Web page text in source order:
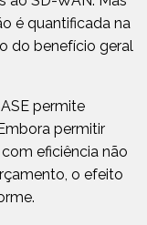
é quantificada na
do benefício geral
permite
permitir
eficiência não
o efeito